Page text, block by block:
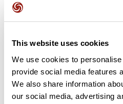
This website uses cookies
We use cookies to
provide social media features
We also share information
our social media, advertising
Ajouter
Cols le long du parcours